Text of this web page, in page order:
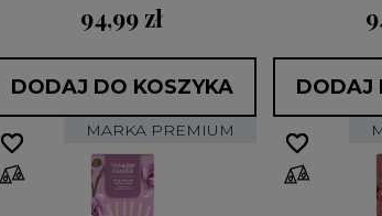
94,99 zł
DODAJ DO KOSZYKA DODAJ
MARKA PREMIUM
favorite_border
favorite_border favorite_border
favorite_border